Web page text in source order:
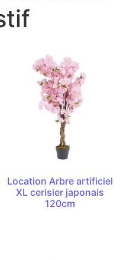
Location Arbre artificiel
XL cerisier japonais
120cm